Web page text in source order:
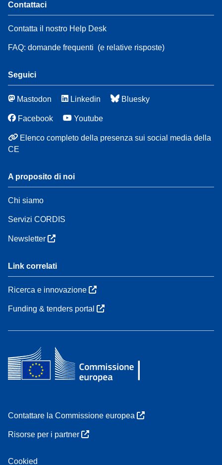
Contattaci
Contatta il nostro Help Desk
FAQ: domande frequenti (e relative risposte)
Seguici
Mastodon Linkedin Bluesky
Facebook Youtube
Elenco completo della presenza sui social media della
CE
A proposito di noi
Chi siamo
Servizi CORDIS
Newsletter
Link correlati
Ricerca e innovazione
Funding & tenders portal
Contattare la Commissione europea
Risorse per i partner
Cookied